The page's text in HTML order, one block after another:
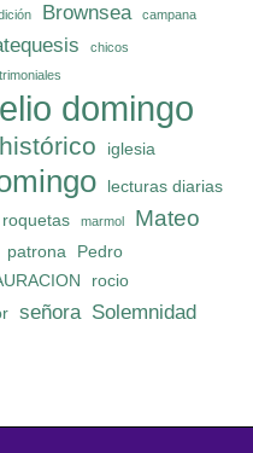
Brownsea campana
chicos
domingo
histórico iglesia
lecturas diarias
marmol Mateo
patrona Pedro
rocio
señora Solemnidad